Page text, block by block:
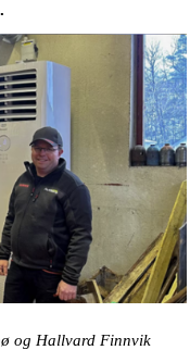
og Hallvard Finnvik